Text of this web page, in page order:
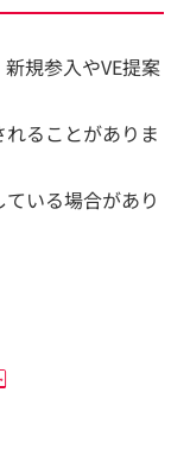
規参入やVE提案
ることがありま
いる場合があり